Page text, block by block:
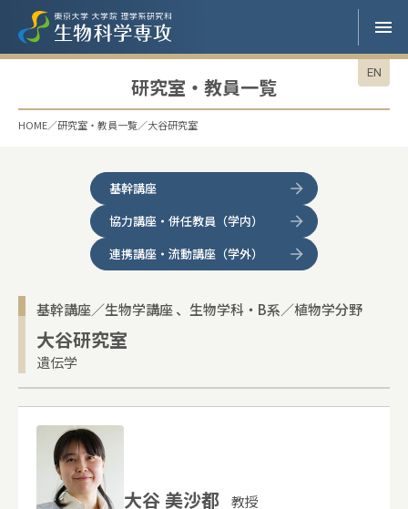
研究室・教員一覧
HOME 研究室・教員一覧 大谷研究室
EN
基幹講座
協力講座・併任教員（学内）
連携講座・流動講座（学外）
基幹講座／生物学講座 生物学科・B系／植物学分野
大谷研究室
遺伝学
大谷 美沙都 教授